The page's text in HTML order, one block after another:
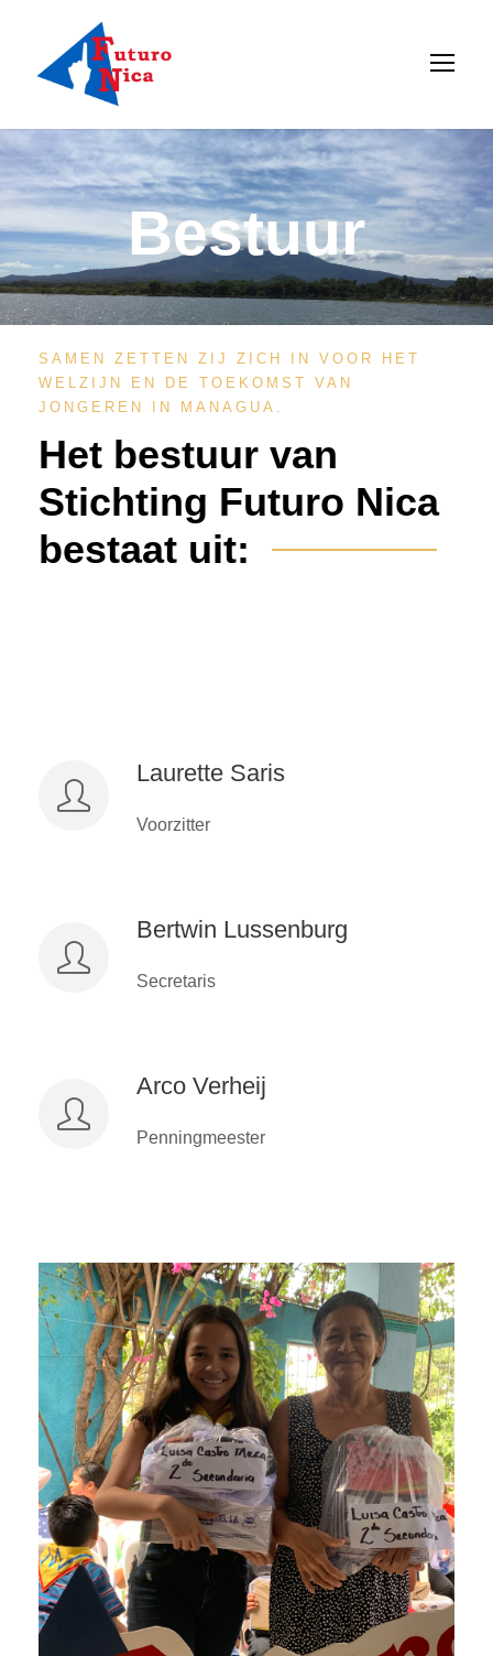
Bestuur
SAMEN ZETTEN ZIJ ZICH IN VOOR HET
WELZIJN EN DE TOEKOMST VAN
JONGEREN IN MANAGUA.
Het bestuur van
Stichting Futuro Nica
bestaat uit:
Laurette Saris
Voorzitter
Bertwin Lussenburg
Secretaris
Arco Verheij
Penningmeester